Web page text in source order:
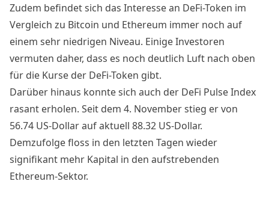
Zudem befindet sich das Interesse an DeFi-Token im
Vergleich zu Bitcoin und Ethereum immer noch auf
einem sehr niedrigen Niveau. Einige Investoren
vermuten daher, dass es noch deutlich Luft nach oben
für die Kurse der DeFi-Token gibt.
Darüber hinaus konnte sich auch der DeFi Pulse Index
rasant erholen. Seit dem 4. November stieg er von
56.74 US-Dollar auf aktuell 88.32 US-Dollar.
Demzufolge floss in den letzten Tagen wieder
signifikant mehr Kapital in den aufstrebenden
Ethereum-Sektor.